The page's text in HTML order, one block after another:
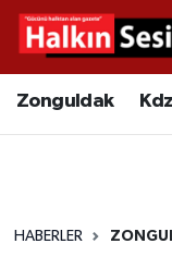
Zonguldak
HABERLER
Video
Çaycuma
Merkez